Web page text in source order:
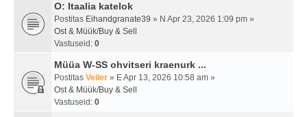
O: Itaalia katelok
Postitas Eihandgranate39 » N Apr 23, 2026 1:09 pm »
Ost & Müük/Buy & Sell
Vastuseid: 0
Müüa W-SS ohvitseri kraenurk ...
Postitas Veiler » E Apr 13, 2026 10:58 am »
Ost & Müük/Buy & Sell
Vastuseid: 0